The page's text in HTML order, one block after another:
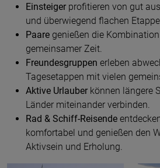
Einsteiger profitieren von gut
und überwiegend flachen
Paare genießen die
gemeinsamer Zeit.
Freundesgruppen erleben
Tagesetappen mit vielen
Aktive Urlauber können längere
Länder miteinander verbinden.
Rad & Schiff-Reisende
komfortabel und genießen den
Aktivsein und Erholung.